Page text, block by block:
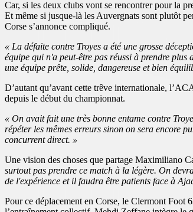
Car, si les deux clubs vont se rencontrer pour la
Et même si jusque-là les Auvergnats sont plutôt
Corse s’annonce compliqué.
« La défaite contre Troyes a été une grosse
équipe qui n'a peut-être pas réussi à prendre
une équipe prête, solide, dangereuse et bien
D’autant qu’avant cette trêve internationale,
depuis le début du championnat.
« On avait fait une très bonne entame contre
répéter les mêmes erreurs sinon on sera encore
concurrent direct. »
Une vision des choses que partage Maximiliano
surtout pas prendre ce match à la légère. On
de l'expérience et il faudra être patients face à
Pour ce déplacement en Corse, le Clermont Foot